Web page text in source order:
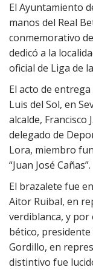
El Ayuntamiento
manos del Real
conmemorativo
dedicó a la
oficial de Liga de
El acto de
Luis del Sol, en
alcalde, Francisco
delegado de
Lora, miembro
“Juan José Cañas”.
El brazalete fue
Aitor Ruibal, en
verdiblanca, y
bético, presidente
Gordillo, en
distintivo fue